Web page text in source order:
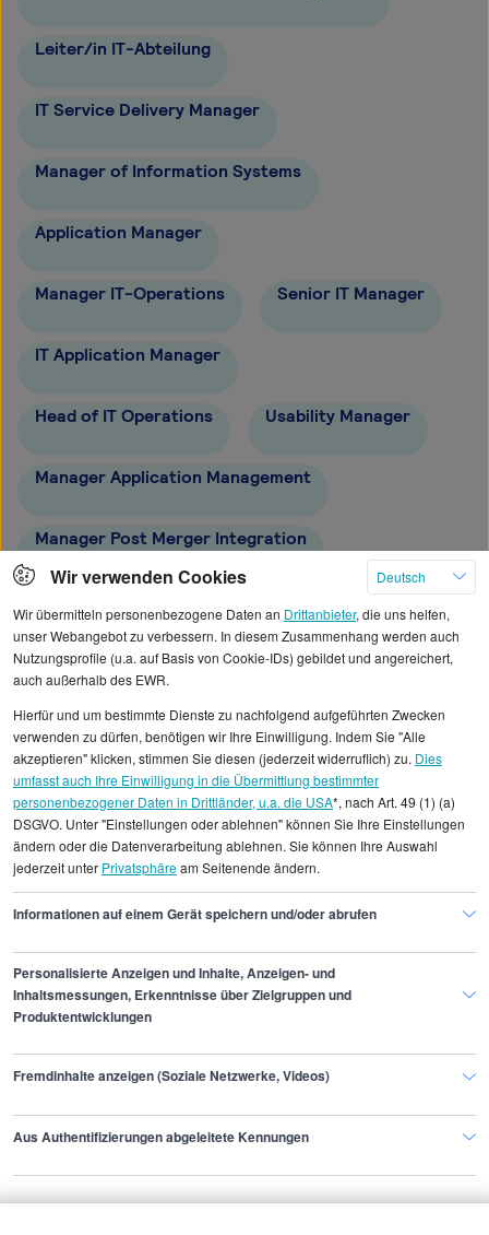
Leiter/in IT-Abteilung
IT Service Delivery Manager
Manager of Information Systems
Application Manager
Manager IT-Operations Senior IT Manager
IT Application Manager
Head of IT Operations Usability Manager
Manager Application Management
Manager Post Merger Integration
Cloud Manager
Alle angezeigten Gehaltsdaten beruhen auf
statistischen Erhebungen durch StepStone. Es sind
Durchschnittswerte und die Angaben können nicht
einzelnen Stellenangeboten zugeordnet werden.
Finde den Job,
der zu dir passt.
Stepstone
Bewerbende
Wir verwenden Cookies
Deutsch
Wir übermitteln personenbezogene Daten an Drittanbieter, die uns helfen,
unser Webangebot zu verbessern. In diesem Zusammenhang werden auch
Nutzungsprofile (u.a. auf Basis von Cookie-IDs) gebildet und angereichert,
auch außerhalb des EWR.
Hierfür und um bestimmte Dienste zu nachfolgend aufgeführten Zwecken
verwenden zu dürfen, benötigen wir Ihre Einwilligung. Indem Sie "Alle
akzeptieren" klicken, stimmen Sie diesen (jederzeit widerruflich) zu. Dies
umfasst auch Ihre Einwilligung in die Übermittlung bestimmter
personenbezogener Daten in Drittländer, u.a. die USA*, nach Art. 49 (1) (a)
DSGVO. Unter "Einstellungen oder ablehnen" können Sie Ihre Einstellungen
ändern oder die Datenverarbeitung ablehnen. Sie können Ihre Auswahl
jederzeit unter Privatsphäream Seitenende ändern.
Informationen auf einem Gerät speichern und/oder abrufen
Personalisierte Anzeigen und Inhalte, Anzeigen- und
Inhaltsmessungen, Erkenntnisse über Zielgruppen und
Produktentwicklungen
Fremdinhalte anzeigen (Soziale Netzwerke, Videos)
Aus Authentifizierungen abgeleitete Kennungen